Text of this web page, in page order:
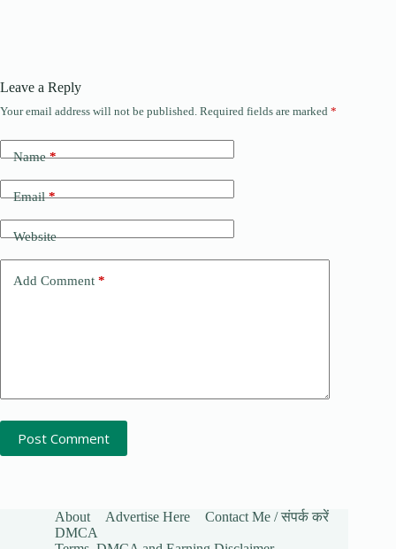
Leave a Reply
Your email address will not be published. Required fields are marked *
Name*
Email*
Website
Add Comment *
Post Comment
About Advertise Here
Contact Me / संपर्क करें
DMCA